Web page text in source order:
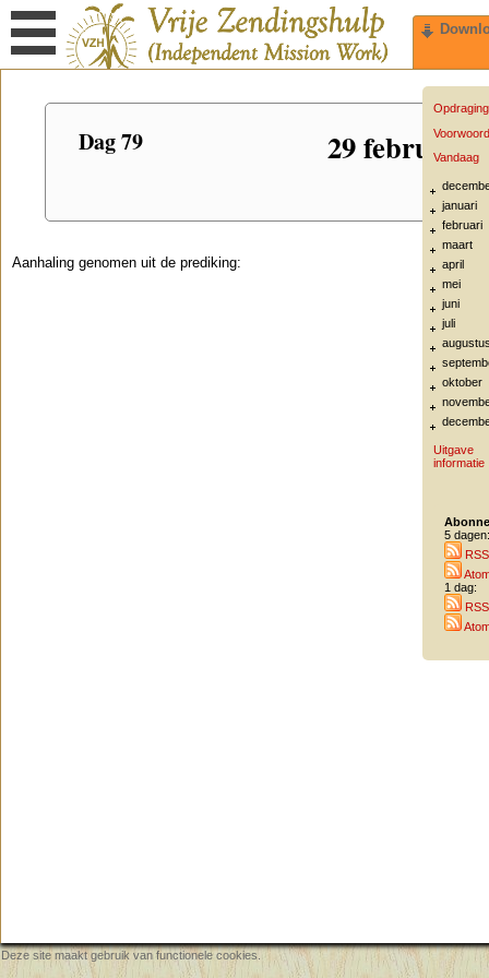
Opdraging
Voorwoord
Vandaag
januari
februari
maart
april
mei
juni
juli
oktober
Uitgave
informatie
5 dagen:
RSS
1 dag:
RSS
29 februari
Dag 79
Aanhaling genomen uit de prediking:
Deze site maakt gebruik van functionele cookies.